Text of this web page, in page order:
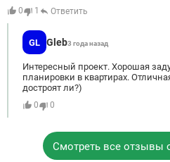
0 1 Ответить
GL Gleb3 года назад
Интересный проект. Хорошая
планировки в квартирах.
достроят ли?)
0 0
Смотреть все